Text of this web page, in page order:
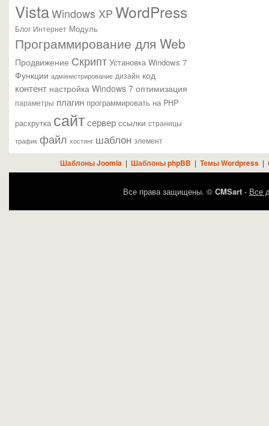
VistaWindows XP WordPress
Блог Интернет Модуль
Программирование для Web
Продвижение Скрипт Установка Windows 7
Функции администрирование дизайн код
контент настройка Windows 7 оптимизация
параметры плагин программировать на PHP
раскрутка сайтсервер ссылки страницы
трафик файл хостинг шаблон элемент
Шаблоны Joomla | Шаблоны phpBB | Темы Wordpress|
Все права защищены. © CMSart- Все